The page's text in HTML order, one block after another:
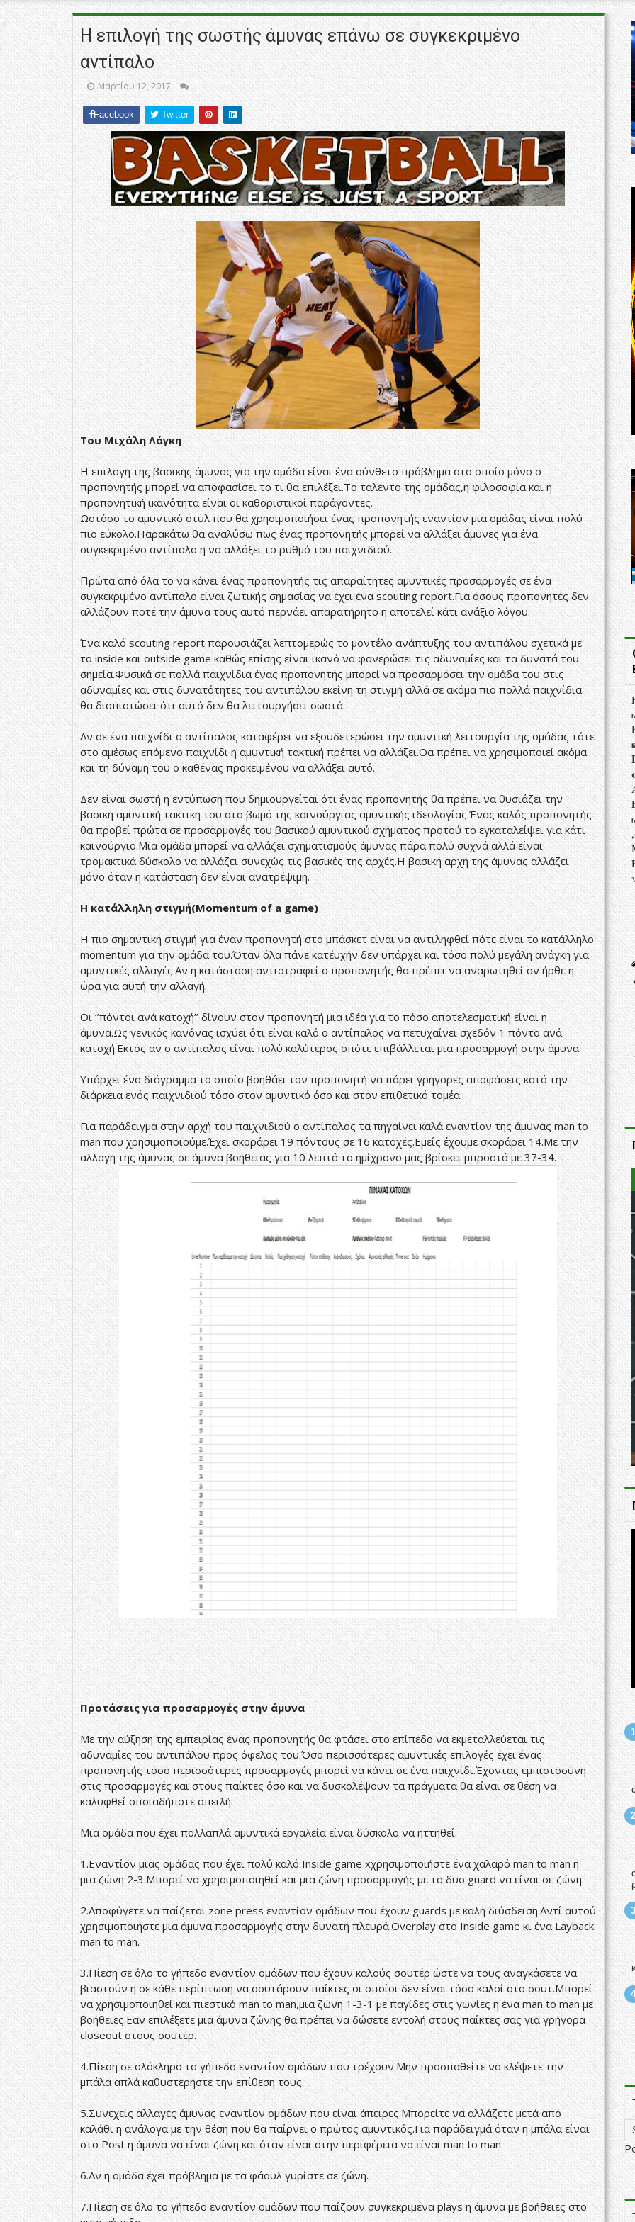
Η επιλογή της σωστής άμυνας επάνω σε συγκεκριμένο
αντίπαλο
Μαρτίου 12, 2017
Facebook Twitter
Του Μιχάλη Λάγκη
Η επιλογή της βασικής άμυνας για την ομάδα είναι ένα σύνθετο πρόβλημα στο οποίο μόνο ο
προπονητής μπορεί να αποφασίσει το τι θα επιλέξει.Το ταλέντο της ομάδας,η φιλοσοφία και η
προπονητική ικανότητα είναι οι καθοριστικοί παράγοντες.
Ωστόσο το αμυντικό στυλ που θα χρησιμοποιήσει ένας προπονητής εναντίον μια ομάδας είναι πολύ
πιο εύκολο.Παρακάτω θα αναλύσω πως ένας προπονητής μπορεί να αλλάξει άμυνες για ένα
συγκεκριμένο αντίπαλο η να αλλάξει το ρυθμό του παιχνιδιού.
Πρώτα από όλα το να κάνει ένας προπονητής τις απαραίτητες αμυντικές προσαρμογές σε ένα
συγκεκριμένο αντίπαλο είναι ζωτικής σημασίας να έχει ένα scouting report.Για όσους προπονητές δεν
αλλάζουν ποτέ την άμυνα τους αυτό περνάει απαρατήρητο η αποτελεί κάτι ανάξιο λόγου.
Ένα καλό scouting report παρουσιάζει λεπτομερώς το μοντέλο ανάπτυξης του αντιπάλου σχετικά με
το inside και outside game καθώς επίσης είναι ικανό να φανερώσει τις αδυναμίες και τα δυνατά του
σημεία.Φυσικά σε πολλά παιχνίδια ένας προπονητής μπορεί να προσαρμόσει την ομάδα του στις
αδυναμίες και στις δυνατότητες του αντιπάλου εκείνη τη στιγμή αλλά σε ακόμα πιο πολλά παιχνίδια
θα διαπιστώσει ότι αυτό δεν θα λειτουργήσει σωστά.
Αν σε ένα παιχνίδι ο αντίπαλος καταφέρει να εξουδετερώσει την αμυντική λειτουργία της ομάδας τότε
στο αμέσως επόμενο παιχνίδι η αμυντική τακτική πρέπει να αλλάξει.Θα πρέπει να χρησιμοποιεί ακόμα
και τη δύναμη του ο καθένας προκειμένου να αλλάξει αυτό.
Δεν είναι σωστή η εντύπωση που δημιουργείται ότι ένας προπονητής θα πρέπει να θυσιάζει την
βασική αμυντική τακτική του στο βωμό της καινούργιας αμυντικής ιδεολογίας.Ένας καλός προπονητής
θα προβεί πρώτα σε προσαρμογές του βασικού αμυντικού σχήματος προτού το εγκαταλείψει για κάτι
καινούργιο.Μια ομάδα μπορεί να αλλάζει σχηματισμούς άμυνας πάρα πολύ συχνά αλλά είναι
τρομακτικά δύσκολο να αλλάζει συνεχώς τις βασικές της αρχές.Η βασική αρχή της άμυνας αλλάζει
μόνο όταν η κατάσταση δεν είναι ανατρέψιμη.
Η κατάλληλη στιγμή(Momentum of a game)
Η πιο σημαντική στιγμή για έναν προπονητή στο μπάσκετ είναι να αντιληφθεί πότε είναι το κατάλληλο
momentum για την ομάδα του.Όταν όλα πάνε κατ΄ευχήν δεν υπάρχει και τόσο πολύ μεγάλη ανάγκη για
αμυντικές αλλαγές.Αν η κατάσταση αντιστραφεί ο προπονητής θα πρέπει να αναρωτηθεί αν ήρθε η
ώρα για αυτή την αλλαγή.
Οι ‘’πόντοι ανά κατοχή’’ δίνουν στον προπονητή μια ιδέα για το πόσο αποτελεσματική είναι η
άμυνα.Ως γενικός κανόνας ισχύει ότι είναι καλό ο αντίπαλος να πετυχαίνει σχεδόν 1 πόντο ανά
κατοχή.Εκτός αν ο αντίπαλος είναι πολύ καλύτερος οπότε επιβάλλεται μια προσαρμογή στην άμυνα.
Υπάρχει ένα διάγραμμα το οποίο βοηθάει τον προπονητή να πάρει γρήγορες αποφάσεις κατά την
διάρκεια ενός παιχνιδιού τόσο στον αμυντικό όσο και στον επιθετικό τομέα.
Για παράδειγμα στην αρχή του παιχνιδιού ο αντίπαλος τα πηγαίνει καλά εναντίον της άμυνας man to
man που χρησιμοποιούμε.Έχει σκοράρει 19 πόντους σε 16 κατοχές.Εμείς έχουμε σκοράρει 14.Με την
αλλαγή της άμυνας σε άμυνα βοήθειας για 10 λεπτά το ημίχρονο μας βρίσκει μπροστά με 37-34.
Προτάσεις για προσαρμογές στην άμυνα
Με την αύξηση της εμπειρίας ένας προπονητής θα φτάσει στο επίπεδο να εκμεταλλεύεται τις
αδυναμίες του αντιπάλου προς όφελος του.Όσο περισσότερες αμυντικές επιλογές έχει ένας
προπονητής τόσο περισσότερες προσαρμογές μπορεί να κάνει σε ένα παιχνίδι.Έχοντας εμπιστοσύνη
στις προσαρμογές και στους παίκτες όσο και να δυσκολέψουν τα πράγματα θα είναι σε θέση να
καλυφθεί οποιαδήποτε απειλή.
Μια ομάδα που έχει πολλαπλά αμυντικά εργαλεία είναι δύσκολο να ηττηθεί.
1.Εναντίον μιας ομάδας που έχει πολύ καλό Inside game xχρησιμοποιήστε ένα χαλαρό man to man η
μια ζώνη 2-3.Μπορεί να χρησιμοποιηθεί και μια ζώνη προσαρμογής με τα δυο guard να είναι σε ζώνη.
2.Αποφύγετε να παίζεται zone press εναντίον ομάδων που έχουν guards με καλή διύσδειση.Αντί αυτού
χρησιμοποιήστε μια άμυνα προσαρμογής στην δυνατή πλευρά.Overplay στο Inside game κι ένα Layback
man to man.
3.Πίεση σε όλο το γήπεδο εναντίον ομάδων που έχουν καλούς σουτέρ ώστε να τους αναγκάσετε να
βιαστούν η σε κάθε περίπτωση να σουτάρουν παίκτες οι οποίοι δεν είναι τόσο καλοί στο σουτ.Μπορεί
να χρησιμοποιηθεί και πιεστικό man to man,μια ζώνη 1-3-1 με παγίδες στις γωνίες η ένα man to man με
βοήθειες.Εαν επιλέξετε μια άμυνα ζώνης θα πρέπει να δώσετε εντολή στους παίκτες σας για γρήγορα
closeout στους σουτέρ.
4.Πίεση σε ολόκληρο το γήπεδο εναντίον ομάδων που τρέχουν.Μην προσπαθείτε να κλέψετε την
μπάλα απλά καθυστερήστε την επίθεση τους.
5.Συνεχείς αλλαγές άμυνας εναντίον ομάδων που είναι άπειρες.Μπορείτε να αλλάζετε μετά από
καλάθι η ανάλογα με την θέση που θα παίρνει ο πρώτος αμυντικός.Για παράδειγμά όταν η μπάλα είναι
στο Post η άμυνα να είναι ζώνη και όταν είναι στην περιφέρεια να είναι man to man.
6.Αν η ομάδα έχει πρόβλημα με τα φάουλ γυρίστε σε ζώνη.
7.Πίεση σε όλο το γήπεδο εναντίον ομάδων που παίζουν συγκεκριμένα plays η άμυνα με βοήθειες στο